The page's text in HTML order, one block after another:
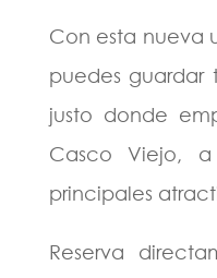
Con esta nueva
puedes guardar
justo donde
Casco Viejo,
principales
Reserva